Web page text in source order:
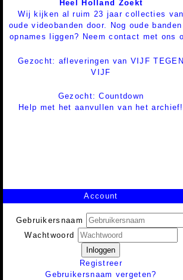
Heel Holland Zoekt
Wij kijken al ruim 23 jaar collecties van
oude videobanden door. Nog oude
opnames liggen? Neem contact met ons
Gezocht: afleveringen van VIJF TEGEN
VIJF
Gezocht: Countdown
Help met het aanvullen van het archief!
Account
Gebruikersnaam
Wachtwoord
Inloggen
Registreer
Gebruikersnaam vergeten?